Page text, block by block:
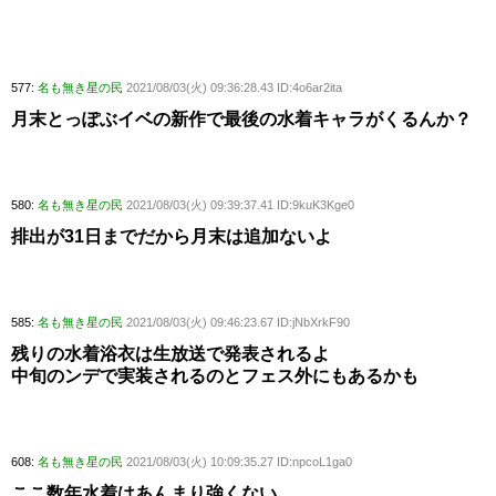
577: 名も無き星の民 2021/08/03(火) 09:36:28.43 ID:4o6ar2ita
月末とっぽぶイベの新作で最後の水着キャラがくるんか？
580: 名も無き星の民 2021/08/03(火) 09:39:37.41 ID:9kuK3Kge0
排出が31日までだから月末は追加ないよ
585: 名も無き星の民 2021/08/03(火) 09:46:23.67 ID:jNbXrkF90
残りの水着浴衣は生放送で発表されるよ
中旬のンデで実装されるのとフェス外にもあるかも
608: 名も無き星の民 2021/08/03(火) 10:09:35.27 ID:npcoL1ga0